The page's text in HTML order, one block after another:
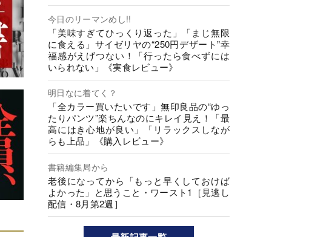
今日のリーマンめし!!
「美味すぎてひっくり返った」「まじ無限
に食える」サイゼリヤの“250円デザート”幸
福感がえげつない！「行ったら食べずには
いられない」《実食レビュー》
明日なに着てく？
「全カラー買いたいです」無印良品の“ゆっ
たりパンツ”楽ちんなのにキレイ見え！「最
高にはき心地が良い」「リラックスしなが
らも上品」《購入レビュー》
書籍編集局から
老後になってから「もっと早くしておけば
よかった」と思うこと・ワースト1［見逃し
配信・8月第2週］